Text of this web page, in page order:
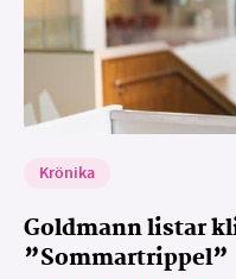
Krönika
Goldmann listar
”Sommartrippel”